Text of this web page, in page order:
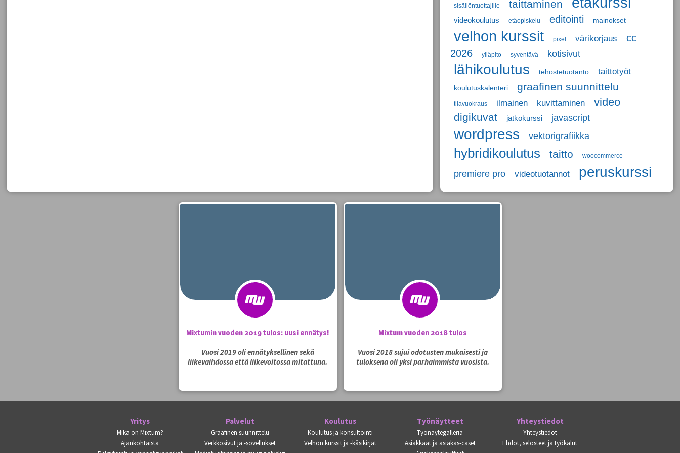
sisällöntuottajille taittaminen
videokoulutus etäopiskelu editointi mainokset
velhon kurssit pixel värikorjaus
cc
2026
ylläpito syventävä kotisivut
lähikoulutus tehostetuotanto taittotyöt
koulutuskalenteri graafinen suunnittelu
tilavuokraus ilmainen kuvittaminen video
digikuvat jatkokurssi javascript
wordpress vektorigrafiikka
hybridikoulutus taitto woocommerce
premiere pro videotuotannot peruskurssi
Mixtumin vuoden 2019 tulos: uusi ennätys!
Vuosi 2019 oli ennätyksellinen sekä
liikevaihdossa että liikevoitossa mitattuna.
Mixtum vuoden 2018 tulos
Vuosi 2018 sujui odotusten mukaisesti ja
tuloksena oli yksi parhaimmista vuosista.
Yritys
Mikä on Mixtum?
Ajankohtaista
Palvelut
Graafinen suunnittelu
Verkkosivut ja -sovellukset
Koulutus
Koulutus ja konsultointi
Velhon kurssit ja -käsikirjat
Työnäytteet
Työnäytegalleria
Asiakkaat ja asiakas-caset
Yhteystiedot
Yhteystiedot
Ehdot, selosteet ja työkalut